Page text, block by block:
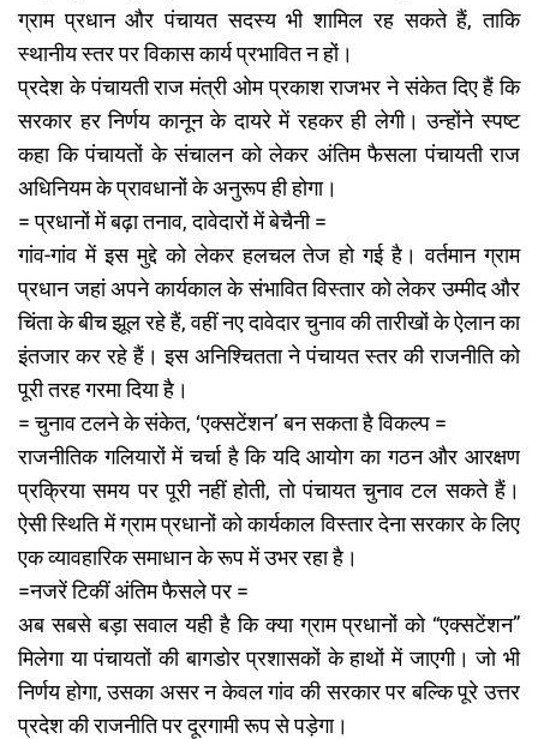
ग्राम प्रधान और पंचायत सदस्य भी शामिल रह सकते हैं, ताकि
स्थानीय स्तर पर विकास कार्य प्रभावित न हों।
प्रदेश के पंचायती राज मंत्री ओम प्रकाश राजभर ने संकेत दिए हैं कि
सरकार हर निर्णय कानून के दायरे में रहकर ही लेगी। उन्होंने स्पष्ट
कहा कि पंचायतों के संचालन को लेकर अंतिम फैसला पंचायती राज
अधिनियम के प्रावधानों के अनुरूप ही होगा।
= प्रधानों में बढ़ा तनाव, दावेदारों में बेचैनी =
गांव-गांव में इस मुद्दे को लेकर हलचल तेज हो गई है। वर्तमान ग्राम
प्रधान जहां अपने कार्यकाल के संभावित विस्तार को लेकर उम्मीद और
चिंता के बीच झूल रहे हैं, वहीं नए दावेदार चुनाव की तारीखों के ऐलान का
इंतजार कर रहे हैं। इस अनिश्चितता ने पंचायत स्तर की राजनीति को
पूरी तरह गरमा दिया है।
= चुनाव टलने के संकेत, ‘एक्सटेंशन’ बन सकता है विकल्प =
राजनीतिक गलियारों में चर्चा है कि यदि आयोग का गठन और आरक्षण
प्रक्रिया समय पर पूरी नहीं होती, तो पंचायत चुनाव टल सकते हैं।
ऐसी स्थिति में ग्राम प्रधानों को कार्यकाल विस्तार देना सरकार के लिए
एक व्यावहारिक समाधान के रूप में उभर रहा है।
=नजरें टिकीं अंतिम फैसले पर =
अब सबसे बड़ा सवाल यही है कि क्या ग्राम प्रधानों को “एक्सटेंशन”
मिलेगा या पंचायतों की बागडोर प्रशासकों के हाथों में जाएगी। जो भी
निर्णय होगा, उसका असर न केवल गांव की सरकार पर बल्कि पूरे उत्तर
प्रदेश की राजनीति पर दूरगामी रूप से पड़ेगा।